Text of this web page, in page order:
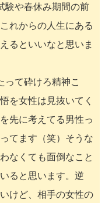
験や春休み期間の前
れからの人生にある
るといいなと思いま
って砕けろ精神こ
を女性は見抜いてく
先に考えてる男性っ
てます（笑）そうな
なくても面倒なこと
ると思います。逆
けど、相手の女性の